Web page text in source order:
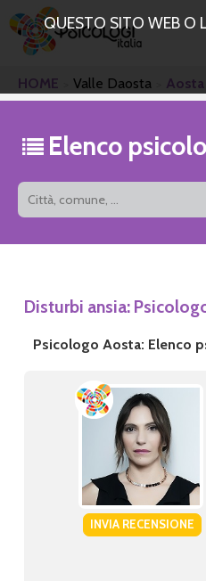
QUESTO SITO WEB O
HOME Valle Daosta Aosta
Elenco
Disturbi ansia:
Psicologo Aosta: Elenco
INVIA RECENSIONE